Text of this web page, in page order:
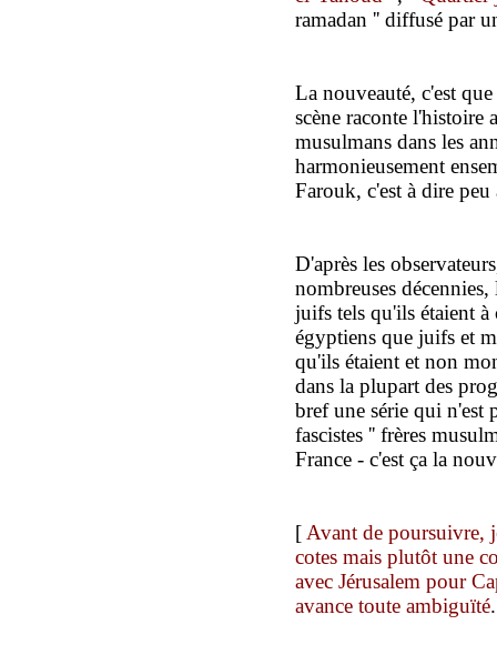
ramadan '' diffusé par
La nouveauté, c'est
scène raconte l'histoire
musulmans dans les
harmonieusement
Farouk, c'est à dire peu
D'après les
nombreuses
juifs tels qu'ils étaient à
égyptiens que juifs et
qu'ils étaient et non
dans la plupart des
bref une série qui n'est
fascistes '' frères
France - c'est ça la
[ Avant de poursuivre,
cotes mais plutôt une
avec Jérusalem pour
avance toute ambiguïté